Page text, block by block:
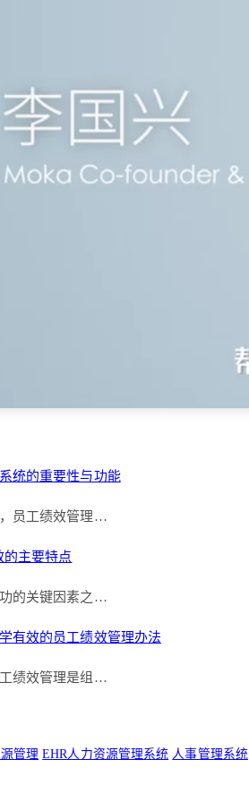
统的重要性与功能
员工绩效管理…
的主要特点
的关键因素之…
有效的员工绩效管理办法
绩效管理是组…
管理 EHR人力资源管理系统 人事管理系统